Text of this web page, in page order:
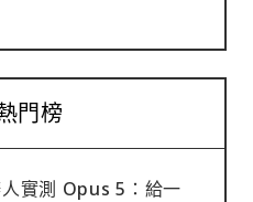
門榜
實測 Opus 5：給一